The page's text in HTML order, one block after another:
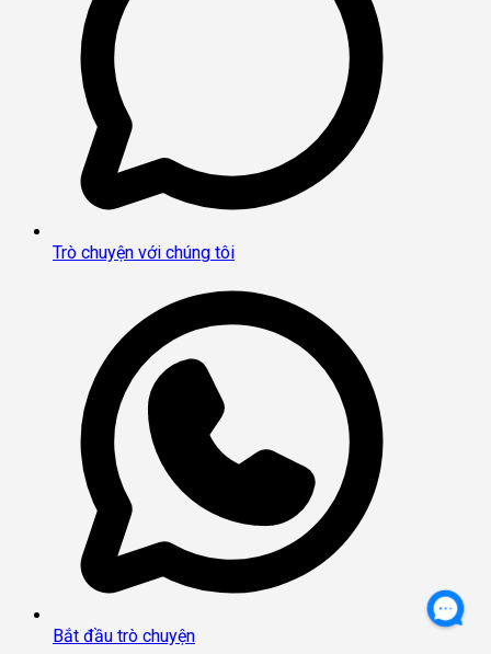
Trò chuyện với chúng tôi
Bắt đầu trò chuyện